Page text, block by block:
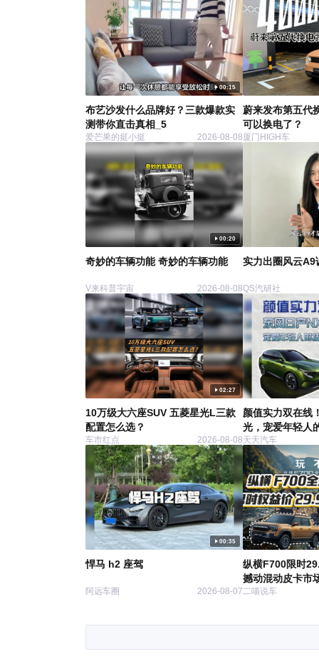
00:15
布艺沙发什么品牌好？三款爆款实
测带你直击真相_5
爱芒果的挺小挺 2026-08-08
蔚来发布第五代
可以换电了？
厦门HIGH车
00:20
奇妙的车辆功能 奇妙的车辆功能
V来科普宇宙 2026-08-08
实力出圈风云A9
QS汽研社
02:27
10万级大六座SUV 五菱星光L三款
配置怎么选？
车市红点 2026-08-08
颜值实力双在线
光，宠爱年轻人
天天汽车
00:35
悍马 h2 座驾
阿远车圈 2026-08-07
纵横F700限时
撼动混动皮卡市
二喵说车